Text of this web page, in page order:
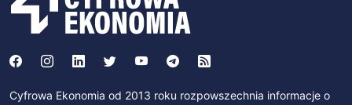
Cyfrowa Ekonomia od 2013 roku rozpowszechnia informacje o